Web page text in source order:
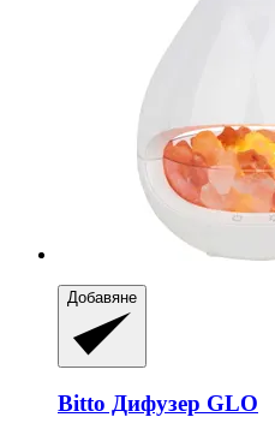
Добавяне
Bitto Дифузер GLO